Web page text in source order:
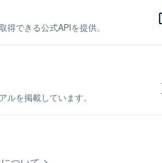
できる公式APIを提供。
を掲載しています。